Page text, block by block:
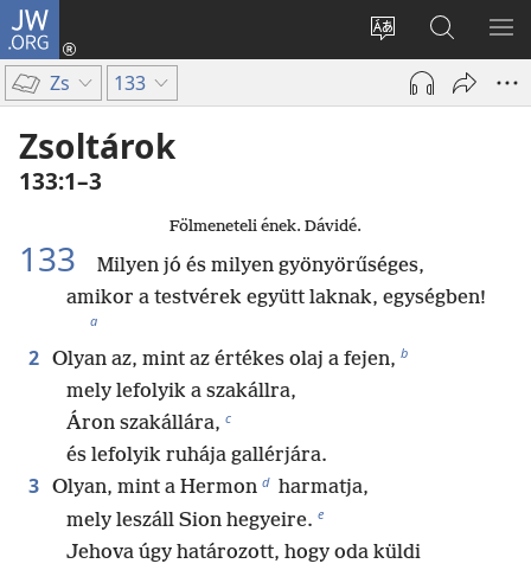
JW.ORG
Oldal
nyelvének
megváltoztatása
Bejelentkezés
(opens
window)
Keresés
a jw.org
honlapon
Zs 133
Zsoltárok
133:1–3
Fölmeneteli ének. Dávidé.
133
Milyen jó és milyen gyönyörűséges,
amikor a testvérek együtt laknak, egységben!
a
2 Olyan az, mint az értékes olaj a fejen, b
mely lefolyik a szakállra,
Áron szakállára, c
és lefolyik ruhája gallérjára.
3 Olyan, mint a Hermon d harmatja,
mely leszáll Sion hegyeire. e
Jehova úgy határozott, hogy oda küldi